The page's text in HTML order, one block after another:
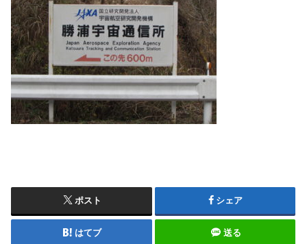
ポスト シェア
はてブ 送る